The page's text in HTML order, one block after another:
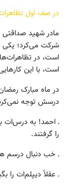
در صف اول
مادر شهید
شرکت می‌کرد؛ یکی
است، در
است، با این
در ماه مبارک
درسش توجه
ـ احمد! به درس‌ات
را گرفتند.
ـ خب دنبال درسم
ـ عقلاً دیپلم‌ات را